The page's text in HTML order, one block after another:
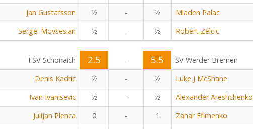
Jan Gustafsson ½ - ½ Mladen Palac
Sergei Movsesian ½ - ½ Robert Zelcic
TSV Schönaich 2.5 - 5.5
SV Werder Bremen
Denis Kadric ½ - ½ Luke J McShane
Ivan Ivanisevic ½ - ½ Alexander Areshchenko
Julijan Plenca 0 - 1 Zahar Efimenko